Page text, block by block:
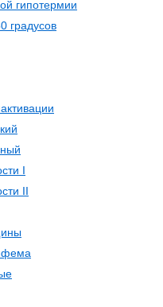
гипотермии
градусов
I
II